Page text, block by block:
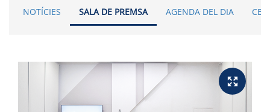
NOTÍCIES SALA DE PREMSA AGENDA DEL DIA